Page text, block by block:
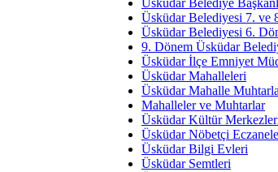
İmar Sorunlarının Genel
Arakan
Bayramın
Ruhsal
Üsküdar Belediye
Üsküdar Belediyesi 7. ve
Üsküdar Belediyesi 6.
9. Dönem Üsküdar
Üsküdar İlçe Emniyet
Üsküdar Mahalleleri
Üsküdar Mahalle
Mahalleler ve Muhtarlar
Üsküdar Kültür
Üsküdar Nöbetçi
Üsküdar Bilgi Evleri
Üsküdar Semtleri